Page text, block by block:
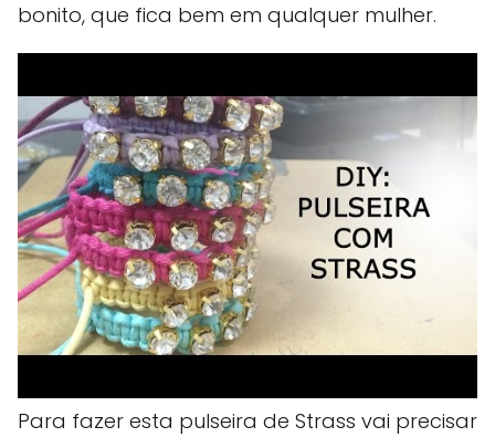
bonito, que fica bem em qualquer mulher.
Para fazer esta pulseira de Strass vai precisar